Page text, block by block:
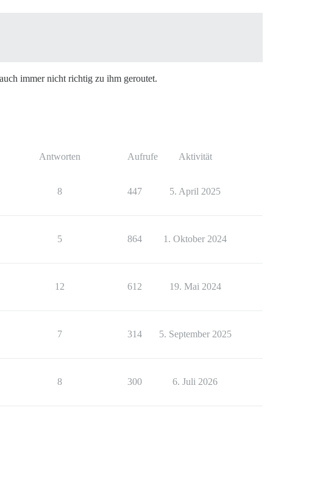
immer nicht richtig zu ihm geroutet.
Antworten Aufrufe Aktivität
8 447 5. April 2025
5 864 1. Oktober 2024
12 612 19. Mai 2024
7 314 5. September 2025
8 300 6. Juli 2026